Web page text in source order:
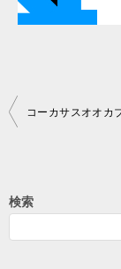
投
ビ
コーカサスオオカ
検索